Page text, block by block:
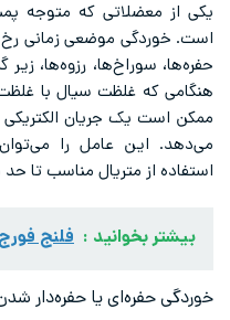
یکی از معضلاتی که متوجه
است. خوردگی موضعی زمانی رخ
حفره‌ها، سوراخ‌ها، رزوه‌ها،
هنگامی که غلظت سیال با
ممکن است یک جریان الکتریکی
می‌دهد. این عامل را
استفاده از متریال مناسب تا
بیشتر بخوانید : فلنج
خوردگی حفره‌ای یا حفره‌دار